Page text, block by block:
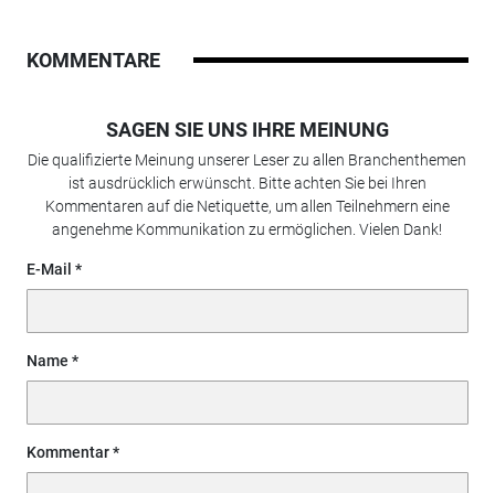
KOMMENTARE
SAGEN SIE UNS IHRE MEINUNG
Die qualifizierte Meinung unserer Leser zu allen Branchenthemen
ist ausdrücklich erwünscht. Bitte achten Sie bei Ihren
Kommentaren auf die Netiquette, um allen Teilnehmern eine
angenehme Kommunikation zu ermöglichen. Vielen Dank!
E-Mail
Name
Kommentar